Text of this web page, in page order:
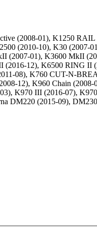
(2008-01), K1250
(2010-10), K30 (2007-
(2007-01), K3600 MkII
12), K6500 RING II
08), K760 CUT-N-
12), K960 Chain
K970 III (2016-07),
DM220 (2015-09),